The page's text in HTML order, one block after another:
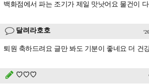
백화점에서 파는 조기가 제일 맛낫어요 물건이
달려라호호
퇴원 축하드려요 글만 봐도 기분이 좋네요 더 건
♡♡♡